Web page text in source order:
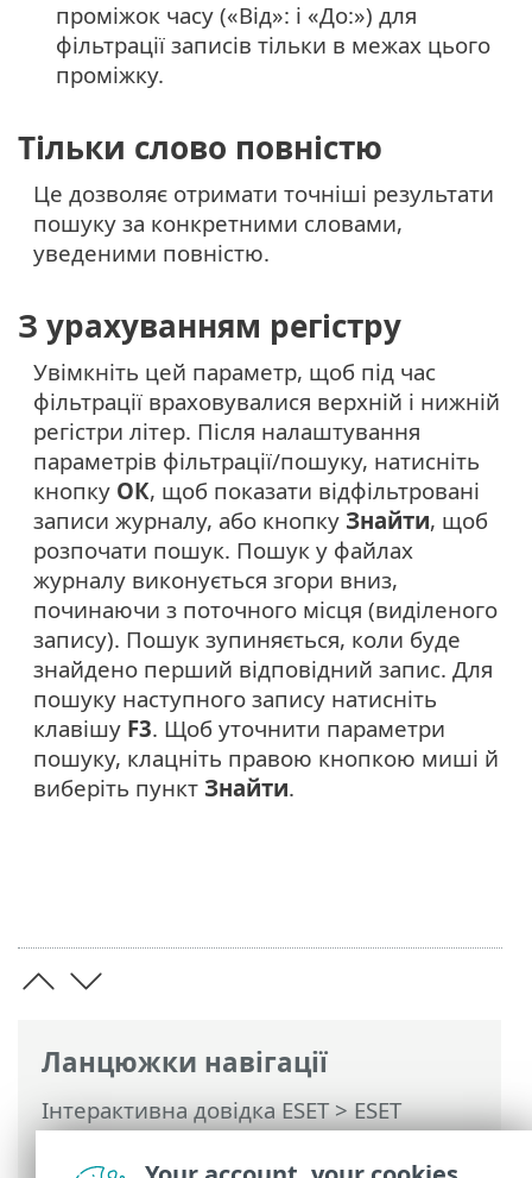
Ланцюжки навігації
Інтерактивна довідка ESET>ESET
NOD32 Antivirus>Робота з ESET NOD32
Antivirus
>Інструменти >Журнали>
проміжок часу («Від»: і «До:») для
фільтрації записів тільки в межах цього
проміжку.
Тільки слово повністю
Це дозволяє отримати точніші результати
пошуку за конкретними словами,
уведеними повністю.
З урахуванням регістру
Увімкніть цей параметр, щоб під час
фільтрації враховувалися верхній і нижній
регістри літер. Після налаштування
параметрів фільтрації/пошуку, натисніть
кнопку ОК, щоб показати відфільтровані
записи журналу, або кнопку Знайти, щоб
розпочати пошук. Пошук у файлах
журналу виконується згори вниз,
починаючи з поточного місця (виділеного
запису). Пошук зупиняється, коли буде
знайдено перший відповідний запис. Для
пошуку наступного запису натисніть
клавішу F3. Щоб уточнити параметри
пошуку, клацніть правою кнопкою миші й
виберіть пункт Знайти.